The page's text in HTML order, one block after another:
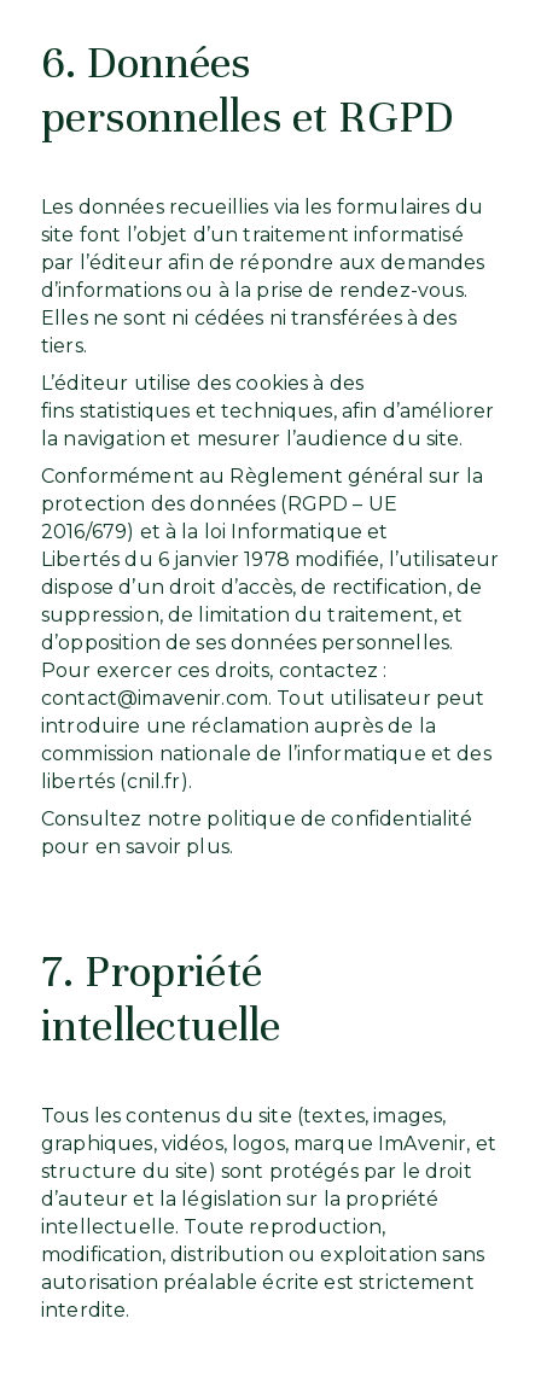
6. Données
personnelles et RGPD
Les données recueillies via les formulaires du
site font l’objet d’un traitement informatisé
par l’éditeur afin de répondre aux demandes
d’informations ou à la prise de rendez-vous.
Elles ne sont ni cédées ni transférées à des
tiers.
L’éditeur utilise des cookies à des
fins statistiques et techniques, afin d’améliorer
la navigation et mesurer l’audience du site.
Conformément au Règlement général sur la
protection des données (RGPD – UE
2016/679) et à la loi Informatique et
Libertés du 6 janvier 1978 modifiée, l’utilisateur
dispose d’un droit d’accès, de rectification, de
suppression, de limitation du traitement, et
d’opposition de ses données personnelles.
Pour exercer ces droits, contactez :
contact@imavenir.com. Tout utilisateur peut
introduire une réclamation auprès de la
commission nationale de l’informatique et des
libertés (cnil.fr).
Consultez notre politique de confidentialité
pour en savoir plus.
7. Propriété
intellectuelle
Tous les contenus du site (textes, images,
graphiques, vidéos, logos, marque ImAvenir, et
structure du site) sont protégés par le droit
d’auteur et la législation sur la propriété
intellectuelle. Toute reproduction,
modification, distribution ou exploitation sans
autorisation préalable écrite est strictement
interdite.